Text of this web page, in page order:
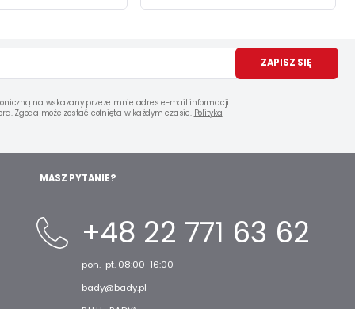
ZAPISZ SIĘ
na wskazany przeze mnie adres e-mail informacji
Zgoda może zostać cofnięta w każdym czasie. Polityka
MASZ PYTANIE?
+48 22 771 63 62
pon.-pt. 08:00-16:00
bady@bady.pl